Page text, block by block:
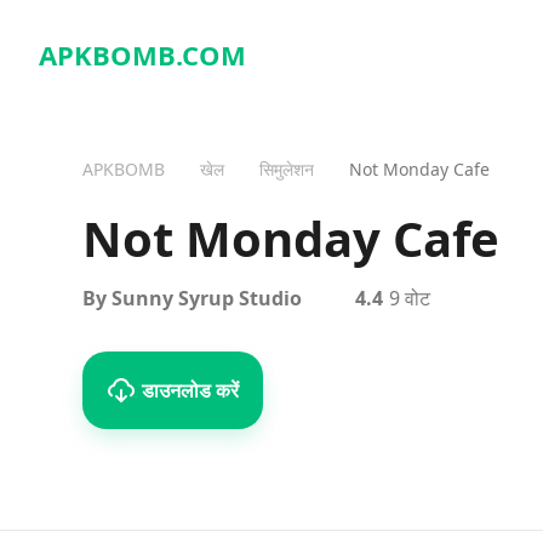
APKBOMB.COM
APKBOMB खेल सिमुलेशन Not Monday Cafe
Not Monday Cafe
By Sunny Syrup Studio
डाउनलोड करें
4.4 9 वोट